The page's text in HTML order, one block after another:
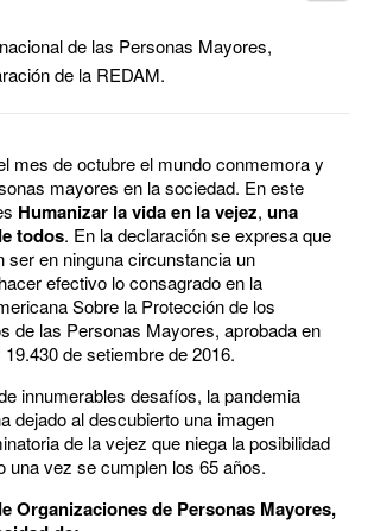
de las Personas Mayores,
de la REDAM.
mes de octubre el mundo conmemora y
mayores en la sociedad. En este
Humanizar la vida en la vejez, una
todos. En la declaración se expresa que
ser en ninguna circunstancia un
efectivo lo consagrado en la
Sobre la Protección de los
de las Personas Mayores, aprobada en
de setiembre de 2016.
innumerables desafíos, la pandemia
dejado al descubierto una imagen
de la vejez que niega la posibilidad
una vez se cumplen los 65 años.
Organizaciones de Personas Mayores,